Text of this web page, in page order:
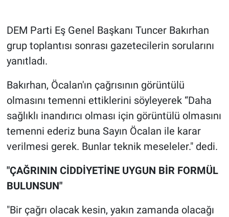
DEM Parti Eş Genel Başkanı Tuncer Bakırhan
grup toplantısı sonrası gazetecilerin sorularını
yanıtladı.
Bakırhan, Öcalan'ın çağrısının görüntülü
olmasını temenni ettiklerini söyleyerek “Daha
sağlıklı inandırıcı olması için görüntülü olmasını
temenni ederiz buna Sayın Öcalan ile karar
verilmesi gerek. Bunlar teknik meseleler." dedi.
"ÇAĞRININ CİDDİYETİNE UYGUN BİR FORMÜL
BULUNSUN"
"Bir çağrı olacak kesin, yakın zamanda olacağı
Gündem Özel
Günün görüntüsü
İlan
Kimdir
Koronavirüs
Kültür Sanat
Ne demişti